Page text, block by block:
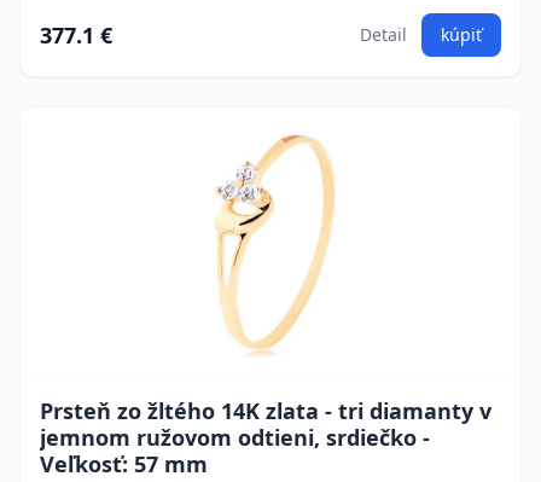
377.1 € Detail kúpiť
Prsteň zo žltého 14K zlata - tri diamanty v
jemnom ružovom odtieni, srdiečko -
Veľkosť: 57 mm